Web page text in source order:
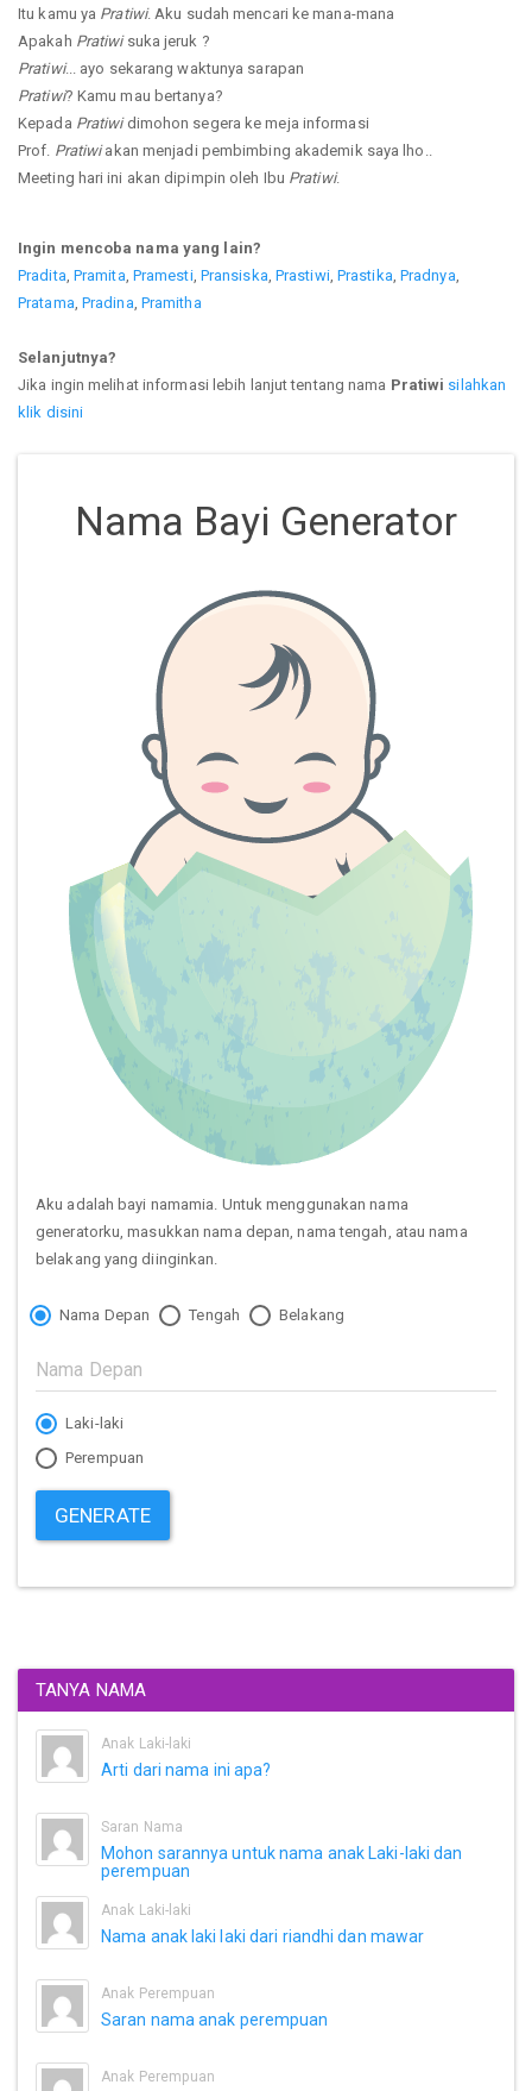
Itu kamu ya Pratiwi. Aku sudah mencari ke mana-mana
Apakah Pratiwisuka jeruk ?
Pratiwi... ayo sekarang waktunya sarapan
Pratiwi? Kamu mau bertanya?
Kepada Pratiwidimohon segera ke meja informasi
Prof. Pratiwiakan menjadi pembimbing akademik saya lho..
Meeting hari ini akan dipimpin oleh Ibu Pratiwi.
Ingin mencoba nama yang lain?
Pradita Pramita Pramesti, Pransiska Prastiwi, Prastika Pradnya
Pratama Pradina Pramitha
Selanjutnya?
Jika ingin melihat informasi lebih lanjut tentang nama Pratiwi silahkan
klik disini
Nama Bayi Generator
Aku adalah bayi namamia. Untuk menggunakan nama
generatorku, masukkan nama depan, nama tengah, atau nama
belakang yang diinginkan.
Nama Depan Tengah Belakang
Laki-laki
Perempuan
GENERATE
TANYA NAMA
Anak Laki-laki
Arti dari nama ini apa?
Saran Nama
Mohon sarannya untuk nama anak Laki-laki dan
perempuan
Anak Laki-laki
Nama anak laki laki dari riandhi dan mawar
Anak Perempuan
Saran nama anak perempuan
Anak Perempuan